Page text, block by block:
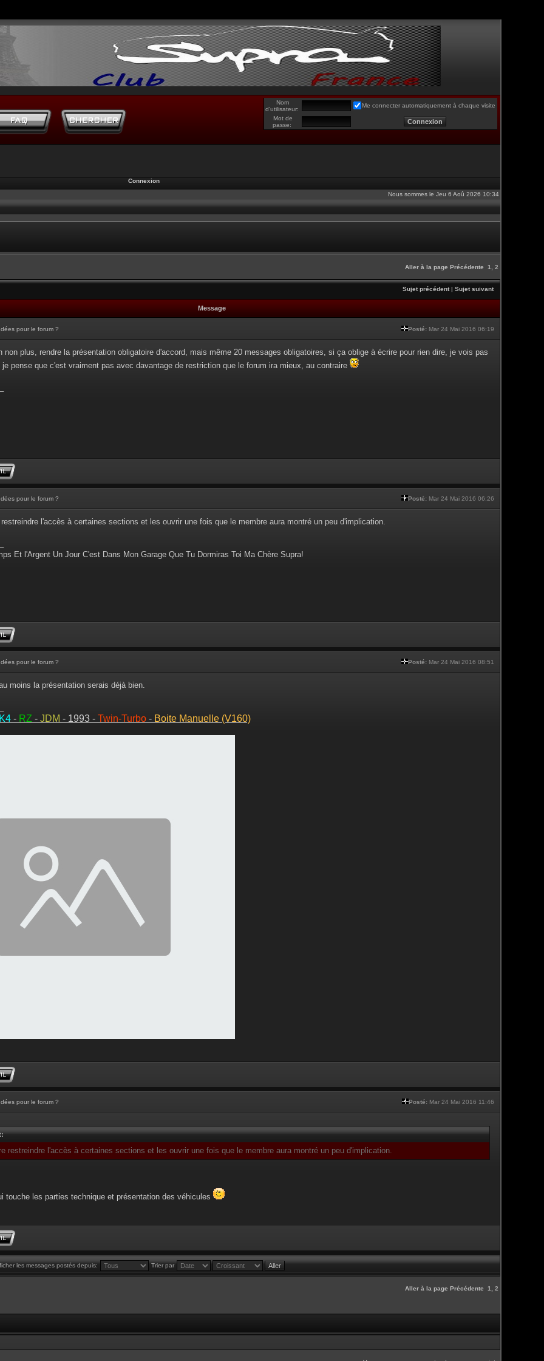
Nom
d’utilisateur:
Me connecter automatiquement à chaque visite
Mot de
passe:
Connexion
Nous sommes le Jeu 6 Aoû 2026 10:34
Aller à la page Précédente 1 2
Sujet précédent| Sujet suivant
Message
pour le forum ? Posté: Mar 24 Mai 2016 06:19
non plus, rendre la présentation obligatoire d'accord, mais même 20 messages obligatoires, si ça oblige à écrire pour rien dire, je vois pas
pense que c'est vraiment pas avec davantage de restriction que le forum ira mieux, au contraire
pour le forum ? Posté: Mar 24 Mai 2016 06:26
l'accès à certaines sections et les ouvrir une fois que le membre aura montré un peu d'implication.
Et l'Argent Un Jour C'est Dans Mon Garage Que Tu Dormiras Toi Ma Chère Supra!
pour le forum ? Posté: Mar 24 Mai 2016 08:51
moins la présentation serais déjà bien.
- RZ - JDM - 1993 - Twin-Turbo - Boite Manuelle (V160)
pour le forum ? Posté: Mar 24 Mai 2016 11:46
restreindre l'accès à certaines sections et les ouvrir une fois que le membre aura montré un peu d'implication.
touche les parties technique et présentation des véhicules
les messages postés depuis: Trier par
Aller à la page Précédente 1 2